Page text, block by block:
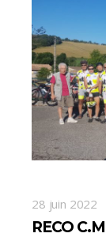
28 juin 2022
RECO